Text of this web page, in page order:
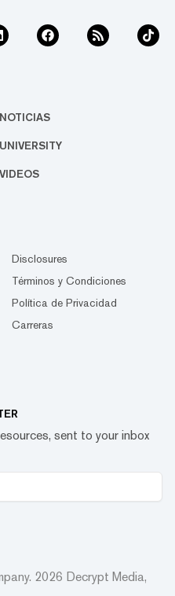
NOTICIAS
UNIVERSITY
VIDEOS
Disclosures
Términos y Condiciones
Política de Privacidad
Carreras
sent to your inbox
2026 Decrypt Media,